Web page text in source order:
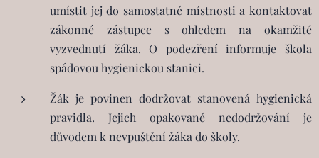
umístit jej do samostatné místnosti a kontaktovat
zákonné zástupce s ohledem na okamžité
vyzvednutí žáka. O podezření informuje škola
spádovou hygienickou stanici.
Žák je povinen dodržovat stanovená hygienická
pravidla. Jejich opakované nedodržování je
důvodem k nevpuštění žáka do školy.